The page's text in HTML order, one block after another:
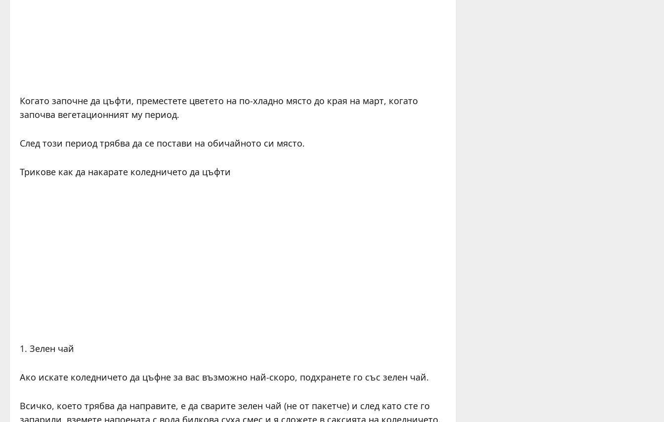
Когато започне да цъфти, преместете цветето на по-хладно място до края на март, когато
започва вегетационният му период.
След този период трябва да се постави на обичайното си място.
Трикове как да накарате коледничето да цъфти
1. Зелен чай
Ако искате коледничето да цъфне за вас възможно най-скоро, подхранете го със зелен чай.
Всичко, което трябва да направите, е да сварите зелен чай (не от пакетче) и след като сте го
запарили, вземете напоената с вода билкова суха смес и я сложете в саксията на коледничето.